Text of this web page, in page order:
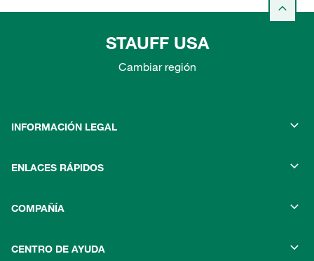
STAUFF USA
Cambiar región
INFORMACIÓN LEGAL
ENLACES RÁPIDOS
COMPAÑÍA
CENTRO DE AYUDA